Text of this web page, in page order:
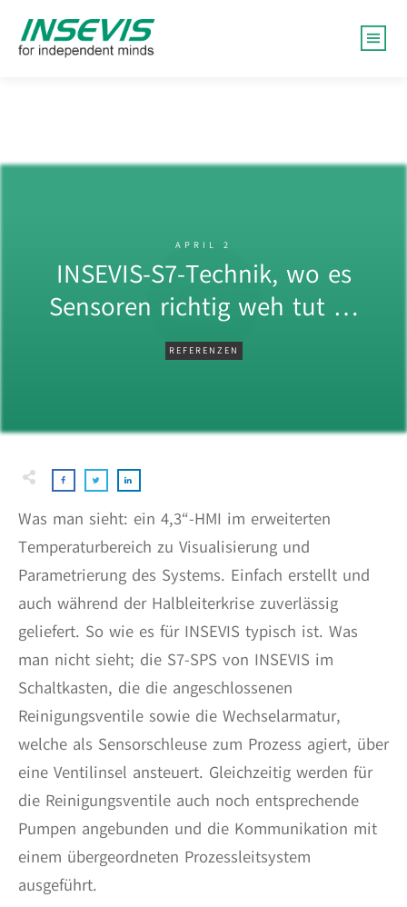
APRIL 2
INSEVIS-S7-Technik, wo es
Sensoren richtig weh tut …
REFERENZEN
Was man sieht: ein 4,3“-HMI im erweiterten
Temperaturbereich zu Visualisierung und
Parametrierung des Systems. Einfach erstellt und
auch während der Halbleiterkrise zuverlässig
geliefert. So wie es für INSEVIS typisch ist. Was
man nicht sieht; die S7-SPS von INSEVIS im
Schaltkasten, die die angeschlossenen
Reinigungsventile sowie die Wechselarmatur,
welche als Sensorschleuse zum Prozess agiert, über
eine Ventilinsel ansteuert. Gleichzeitig werden für
die Reinigungsventile auch noch entsprechende
Pumpen angebunden und die Kommunikation mit
einem übergeordneten Prozessleitsystem
ausgeführt.